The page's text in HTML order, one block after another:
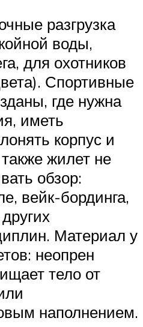
разгрузка
воды,
для охотников
Спортивные
где нужна
иметь
корпус и
жилет не
обзор:
вейк-бординга,
Материал у
неопрен
тело от
наполнением.